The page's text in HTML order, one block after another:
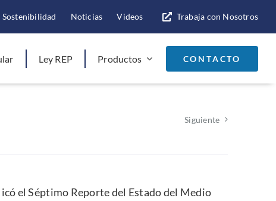
Sostenibilidad Noticias Videos Trabaja con Nosotros
Ley REP Productos CONTACTO
Siguiente
elSéptimo Reporte del Estado del Medio